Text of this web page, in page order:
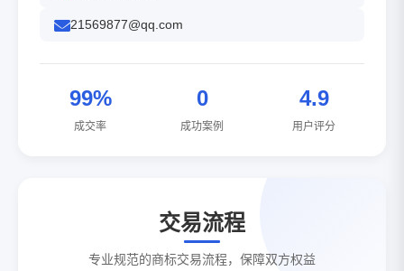
21569877@qq.com
99%
成交率
0
成功案例
4.9
用户评分
交易流程
专业规范的商标交易流程，保障双方权益